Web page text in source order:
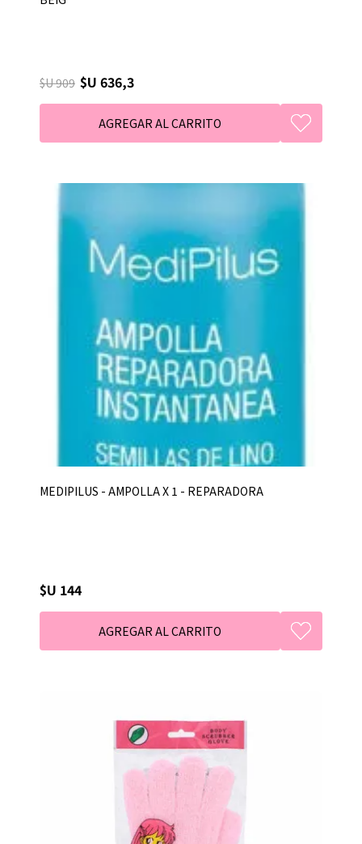
$U 909 $U 636,3
MEDIPILUS - AMPOLLA X 1 - REPARADORA
$U 144